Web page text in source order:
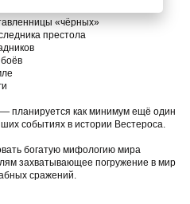
«чёрных»
престола
планируется как минимум ещё один
событиях в истории Вестероса.
богатую мифологию мира
захватывающее погружение в мир
сражений.